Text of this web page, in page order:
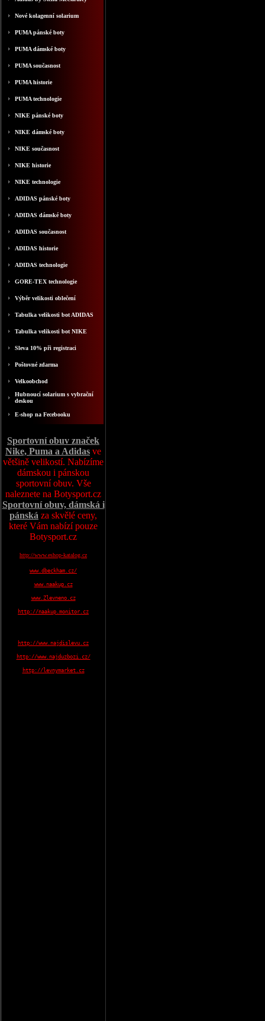
Nové kolagenní solarium
PUMA pánské boty
PUMA dámské boty
PUMA současnost
PUMA historie
PUMA technologie
NIKE pánské boty
NIKE dámské boty
NIKE současnost
NIKE historie
NIKE technologie
ADIDAS pánské boty
ADIDAS dámské boty
ADIDAS současnost
ADIDAS historie
ADIDAS technologie
GORE-TEX technologie
Výběr velikosti oblečení
Tabulka velikosti bot ADIDAS
Tabulka velikosti bot NIKE
Sleva 10% při registraci
Poštovné zdarma
Velkoobchod
Hubnoucí solarium s vybrační
deskou
E-shop na Fecebooku
Sportovní obuv značek
Nike, Puma a Adidas ve
většině velikostí. Nabízíme
dámskou i pánskou
sportovní obuv. Vše
naleznete na Botysport.cz
Sportovní obuv, dámská i
pánská za skvělé ceny,
které Vám nabízí pouze
Botysport.cz
http://www.eshop-katalog.cz
www.dbeckham.cz/
www.naakup.cz
www.Zlevneno.cz
http://naakup.monitor.cz
http://www.najdislevu.cz
http://www.najduzbozi.cz/
http://levnymarket.cz